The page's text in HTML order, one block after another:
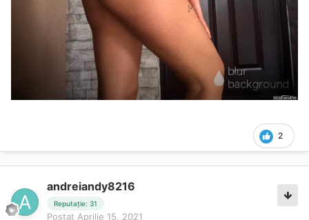
2
andreiandy8216
Reputație: 31
Postat Aprilie 15, 2021